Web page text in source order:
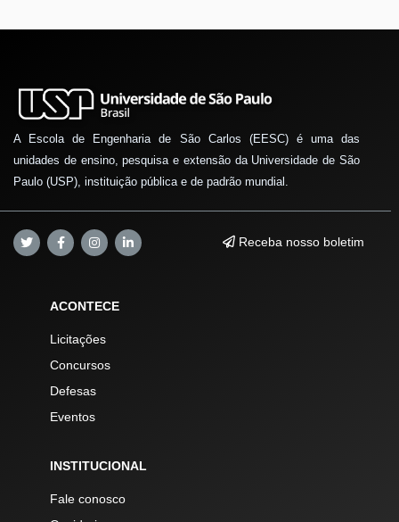
A Escola de Engenharia de São Carlos (EESC) é uma das
unidades de ensino, pesquisa e extensão da Universidade de São
Paulo (USP), instituição pública e de padrão mundial.
Receba nosso boletim
ACONTECE
Licitações
Concursos
Defesas
Eventos
INSTITUCIONAL
Fale conosco